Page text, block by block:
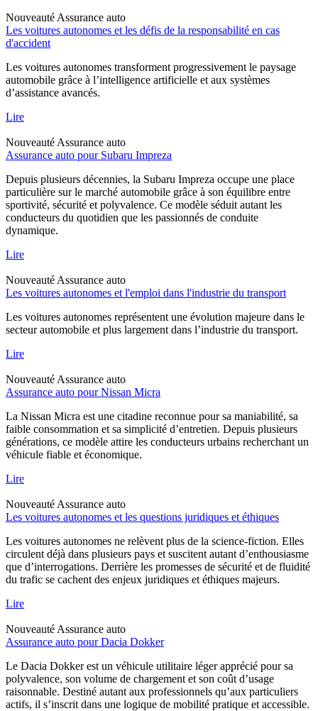
Nouveauté Assurance auto
Les voitures autonomes et les défis de la responsabilité en cas
d'accident
Les voitures autonomes transforment progressivement le paysage
automobile grâce à l’intelligence artificielle et aux systèmes
d’assistance avancés.
Lire
Nouveauté Assurance auto
Assurance auto pour Subaru Impreza
Depuis plusieurs décennies, la Subaru Impreza occupe une place
particulière sur le marché automobile grâce à son équilibre entre
sportivité, sécurité et polyvalence. Ce modèle séduit autant les
conducteurs du quotidien que les passionnés de conduite
dynamique.
Lire
Nouveauté Assurance auto
Les voitures autonomes et l'emploi dans l'industrie du transport
Les voitures autonomes représentent une évolution majeure dans le
secteur automobile et plus largement dans l’industrie du transport.
Lire
Nouveauté Assurance auto
Assurance auto pour Nissan Micra
La Nissan Micra est une citadine reconnue pour sa maniabilité, sa
faible consommation et sa simplicité d’entretien. Depuis plusieurs
générations, ce modèle attire les conducteurs urbains recherchant un
véhicule fiable et économique.
Lire
Nouveauté Assurance auto
Les voitures autonomes et les questions juridiques et éthiques
Les voitures autonomes ne relèvent plus de la science-fiction. Elles
circulent déjà dans plusieurs pays et suscitent autant d’enthousiasme
que d’interrogations. Derrière les promesses de sécurité et de fluidité
du trafic se cachent des enjeux juridiques et éthiques majeurs.
Lire
Nouveauté Assurance auto
Assurance auto pour Dacia Dokker
Le Dacia Dokker est un véhicule utilitaire léger apprécié pour sa
polyvalence, son volume de chargement et son coût d’usage
raisonnable. Destiné autant aux professionnels qu’aux particuliers
actifs, il s’inscrit dans une logique de mobilité pratique et accessible.